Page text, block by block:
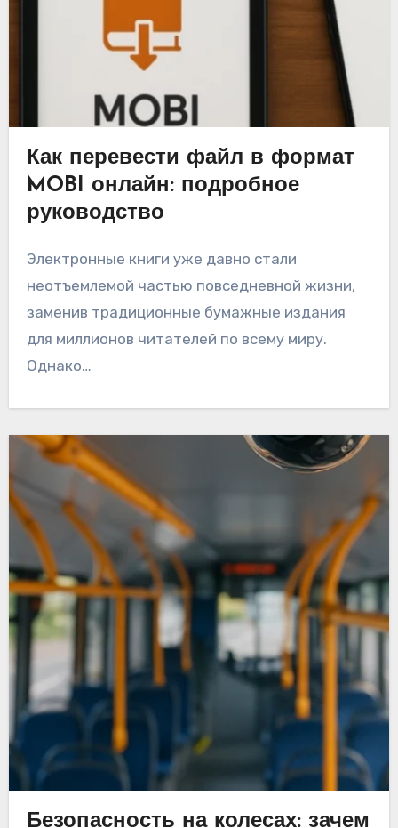
Как перевести файл в формат
MOBI онлайн: подробное
руководство
Электронные книги уже давно стали
неотъемлемой частью повседневной жизни,
заменив традиционные бумажные издания
для миллионов читателей по всему миру.
Однако…
Безопасность на колесах: зачем